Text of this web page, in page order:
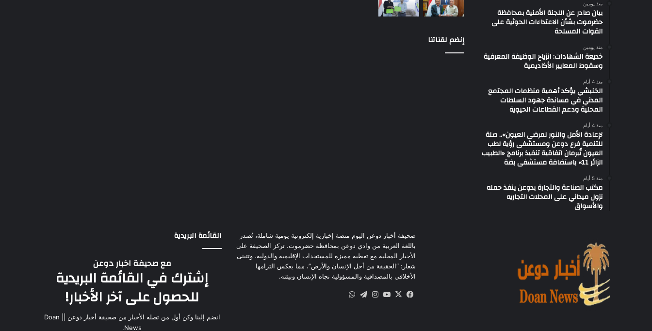
منذ يومين
بيان صادر عن اللجنة الأمنية بمحافظة
حضرموت بشأن الاعتداءات الحوثية على
القوات المسلحة
منذ يومين
خديعة الشهادات: انزياح الوظيفة المعرفية
وسقوط المعايير الأكاديمية
منذ 4 أيام
الخنبشي يؤكد أهمية منظمات المجتمع
المدني في مساندة جهود السلطات
المحلية ودعم القطاعات الحيوية
منذ 4 أيام
لإعادة الأمل والنور لمرضى العيون».. صلة
للتنمية فرع دوعن ومستشفى رؤية لطب
العيون تُبرمان اتفاقية تنفيذ برنامج «الطبيب
الزائر 11» باستضافة مستشفى بضة
منذ 5 أيام
مكتب الصناعة والتجارة بدوعن ينفذ حمله
نزول ميداني على المحلات التجاريه
والأسواق
إنضم لقناتنا
صحيفة أخبار دوعن اليوم منصة إخبارية إلكترونية يومية شاملة، تُصدر
باللغة العربية من وادي دوعن بمحافظة حضرموت. تركز الصحيفة على
الأخبار المحلية مع تغطية مميزة للمستجدات الإقليمية والدولية، وتتبنى
شعار: “الحقيقة من أجل الإنسان والأرض”، مما يعكس التزامها
الأخلاقي بالمصداقية والمسؤولية تجاه الإنسان وبيئته.
القائمة البريدية
مع صحيفة اخبار دوعن
إشترك في القائمة البريدية
للحصول على آخر الأخبار!
انضم إلينا وكن أول من تصله الأخبار من صحيفة أخبار دوعن || Doan
News.